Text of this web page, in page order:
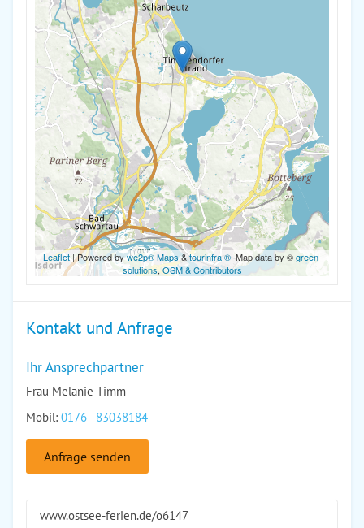
Leaflet| Powered bywe2p® Maps&tourinfra ®| Map data by ©green-
solutions, OSM & Contributors
Kontakt und Anfrage
Ihr Ansprechpartner
Frau Melanie Timm
Mobil: 0176 - 83038184
Anfrage senden
www.ostsee-ferien.de/o6147